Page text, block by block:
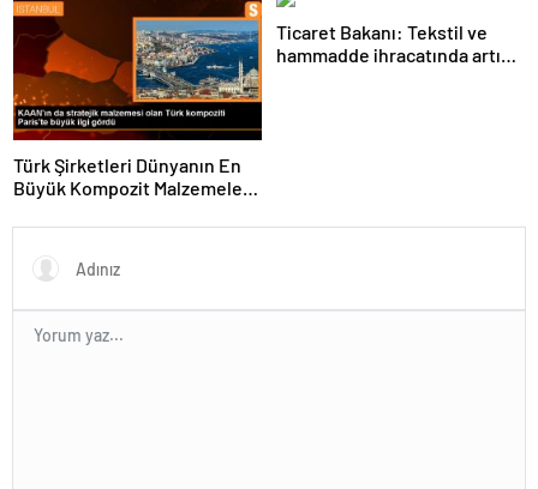
Türk Şirketleri Dünyanın En
Büyük Kompozit Malzemeler
Ticaret Bakanı: Tekstil ve
hammadde ihracatında artış